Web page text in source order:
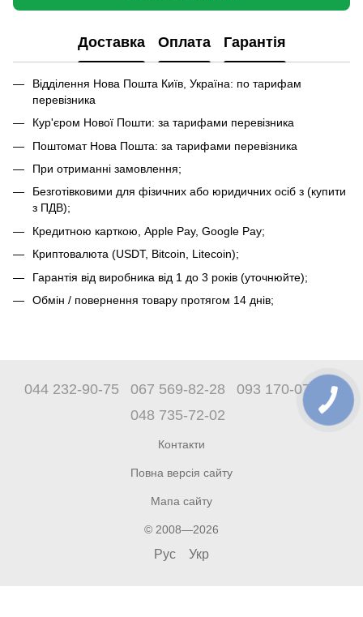
Доставка Оплата Гарантія
Відділення Нова Пошта Київ, Україна: по тарифам
перевізника
Кур'єром Нової Пошти: за тарифами перевізника
Поштомат Нова Пошта: за тарифами перевізника
При отриманні замовлення;
Безготівковими для фізичних або юридичних осіб з (купити
з ПДВ);
Кредитною карткою, Apple Pay, Google Pay;
Криптовалюта (USDT, Bitcoin, Litecoin);
Гарантія від виробника від 1 до 3 років (уточнюйте);
Обмін / повернення товару протягом 14 днів;
044 232-90-75 067 569-82-28
093 170-07-89
048 735-72-02
Контакти
Повна версія сайту
Мапа сайту
© 2008—2026
Рус Укр